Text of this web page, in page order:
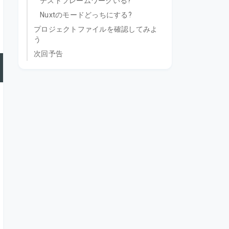
Nuxtのモードどっちにする?
プロジェクトファイルを確認してみよ
う
次回予告